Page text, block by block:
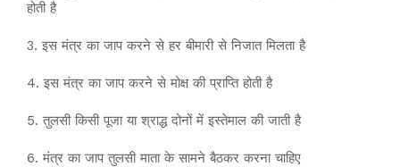
होती है
3. इस मंत्र का जाप करने से हर बीमारी से निजात मिलता है
4. इस मंत्र का जाप करने से मोक्ष की प्राप्ति होती है
5. तुलसी किसी पूजा या श्राद्ध दोनों में इस्तेमाल की जाती है
6. मंत्र का जाप तुलसी माता के सामने बैठकर करना चाहिए